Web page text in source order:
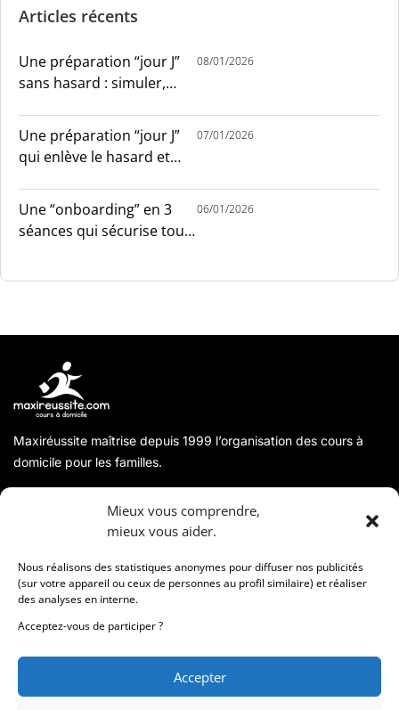
Mieux vous comprendre,
mieux vous aider.
Nous réalisons des statistiques anonymes pour diffuser nos publicités
(sur votre appareil ou ceux de personnes au profil similaire) et réaliser
des analyses en interne.
Acceptez-vous de participer ?
Accepter
Articles récents
Une préparation “jour J”
sans hasard : simuler,
08/01/2026
Une préparation “jour J”
qui enlève le hasard et
07/01/2026
Une “onboarding” en 3
séances qui sécurise tout
06/01/2026
Maxiréussite maîtrise depuis 1999 l’organisation des cours à
domicile pour les familles.
Coordonnées